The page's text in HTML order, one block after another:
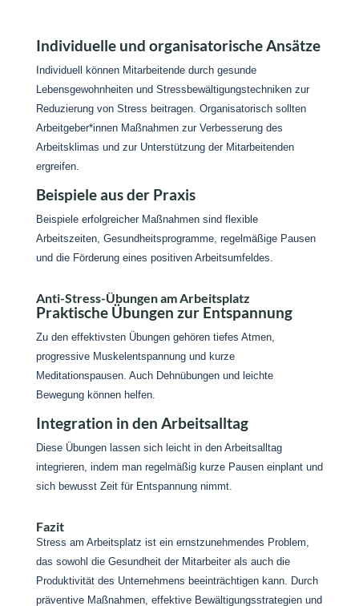
Individuelle und organisatorische Ansätze
Individuell können Mitarbeitende durch gesunde
Lebensgewohnheiten und Stressbewältigungstechniken zur
Reduzierung von Stress beitragen. Organisatorisch sollten
Arbeitgeber*innen Maßnahmen zur Verbesserung des
Arbeitsklimas und zur Unterstützung der Mitarbeitenden
ergreifen.
Beispiele aus der Praxis
Beispiele erfolgreicher Maßnahmen sind flexible
Arbeitszeiten, Gesundheitsprogramme, regelmäßige Pausen
und die Förderung eines positiven Arbeitsumfeldes.
Anti-Stress-Übungen am Arbeitsplatz
Praktische Übungen zur Entspannung
Zu den effektivsten Übungen gehören tiefes Atmen,
progressive Muskelentspannung und kurze
Meditationspausen. Auch Dehnübungen und leichte
Bewegung können helfen.
Integration in den Arbeitsalltag
Diese Übungen lassen sich leicht in den Arbeitsalltag
integrieren, indem man regelmäßig kurze Pausen einplant und
sich bewusst Zeit für Entspannung nimmt.
Fazit
Stress am Arbeitsplatz ist ein ernstzunehmendes Problem,
das sowohl die Gesundheit der Mitarbeiter als auch die
Produktivität des Unternehmens beeinträchtigen kann. Durch
präventive Maßnahmen, effektive Bewältigungsstrategien und